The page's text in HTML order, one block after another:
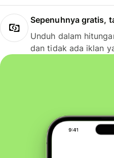
Sepenuhnya gratis,
Unduh dalam
dan tidak ada iklan